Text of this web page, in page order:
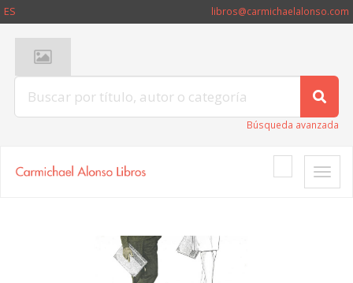
ES libros@carmichaelalonso.com
Búsqueda avanzada
Toggle